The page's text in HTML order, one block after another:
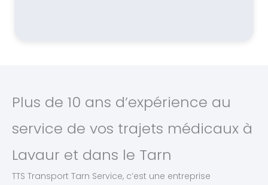
Plus de 10 ans d’expérience au
service de vos trajets médicaux à
Lavaur et dans le Tarn
TTS Transport Tarn Service, c’est une entreprise